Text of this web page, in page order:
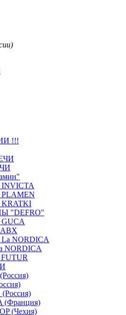
!!!
INVICTA
PLAMEN
KRATKI
"DEFRO"
GUCA
La NORDICA
NORDICA
(Франция)
(Чехия)